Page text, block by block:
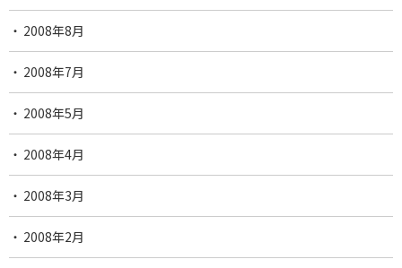
2008年8月
2008年7月
2008年5月
2008年4月
2008年3月
2008年2月